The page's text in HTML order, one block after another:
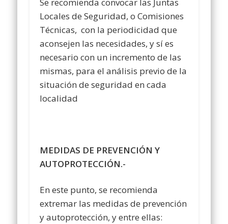
Se recomienda convocar las Juntas
Locales de Seguridad, o Comisiones
Técnicas, con la periodicidad que
aconsejen las necesidades, y sí es
necesario con un incremento de las
mismas, para el análisis previo de la
situación de seguridad en cada
localidad
MEDIDAS DE PREVENCIÓN Y
AUTOPROTECCIÓN.-
En este punto, se recomienda
extremar las medidas de prevención
y autoprotección, y entre ellas: